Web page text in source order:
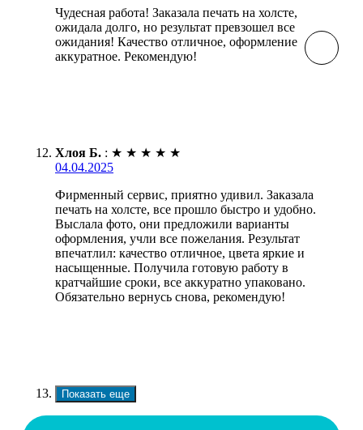
Чудесная работа! Заказала печать на холсте,
ожидала долго, но результат превзошел все
ожидания! Качество отличное, оформление
аккуратное. Рекомендую!
Хлоя Б. : ★ ★ ★ ★ ★
04.04.2025
Фирменный сервис, приятно удивил. Заказала
печать на холсте, все прошло быстро и удобно.
Выслала фото, они предложили варианты
оформления, учли все пожелания. Результат
впечатлил: качество отличное, цвета яркие и
насыщенные. Получила готовую работу в
кратчайшие сроки, все аккуратно упаковано.
Обязательно вернусь снова, рекомендую!
Показать еще